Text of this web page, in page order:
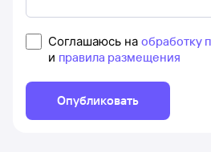
Соглашаюсь на обработку
и правила размещения
Опубликовать